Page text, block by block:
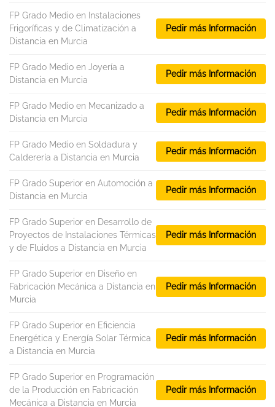
FP Grado Medio en Instalaciones
Frigoríficas y de Climatización a
Distancia en Murcia
Pedir más Información
FP Grado Medio en Joyería a
Distancia en Murcia
Pedir más Información
FP Grado Medio en Mecanizado a
Distancia en Murcia
Pedir más Información
FP Grado Medio en Soldadura y
Calderería a Distancia en Murcia
Pedir más Información
FP Grado Superior en Automoción a
Distancia en Murcia
Pedir más Información
FP Grado Superior en Desarrollo de
Proyectos de Instalaciones Térmicas
y de Fluidos a Distancia en Murcia
Pedir más Información
FP Grado Superior en Diseño en
Fabricación Mecánica a Distancia en
Murcia
Pedir más Información
FP Grado Superior en Eficiencia
Energética y Energía Solar Térmica
a Distancia en Murcia
Pedir más Información
FP Grado Superior en Programación
de la Producción en Fabricación
Mecánica a Distancia en Murcia
Pedir más Información